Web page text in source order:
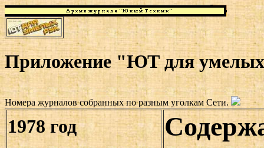
Приложение "ЮТ для умелых
Номера журналов собранных по разным уголкам Сети.
1978 год